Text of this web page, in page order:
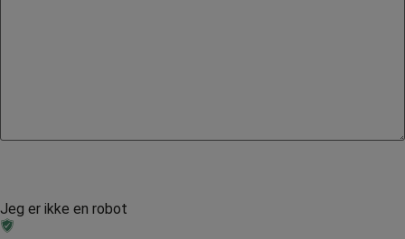
Jeg er ikke en robot